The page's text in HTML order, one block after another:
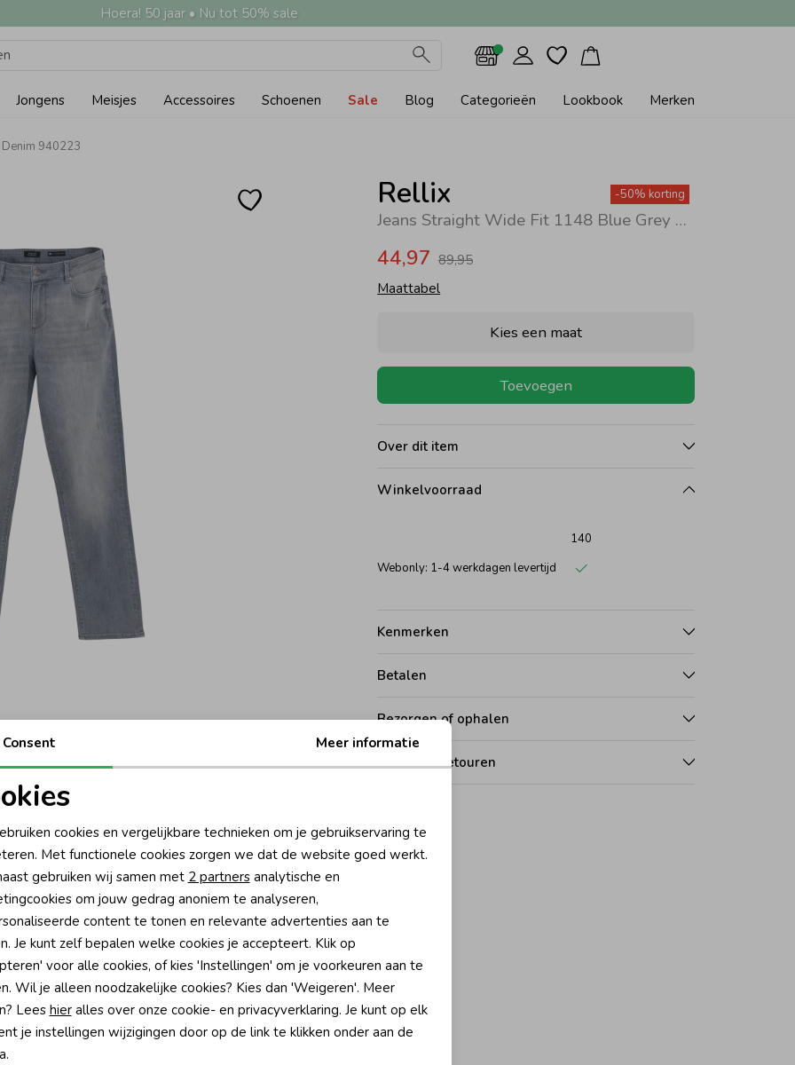
Hoera! 50 jaar • Nu tot 50% sale
Jongens Meisjes Accessoires Schoenen Sale Blog Categorieën Lookbook Merken
940223
Rellix
Jeans Straight Wide Fit 1148 Blue Grey Denim
-50% korting
44,97 89,95
Maattabel
Kies een maat
Toevoegen
Over dit item
Winkelvoorraad
140
Webonly: 1-4 werkdagen levertijd
Kenmerken
Betalen
Bezorgen of ophalen
Ruilen en retouren
-50% korting -50% korting
cookies
cookies Marketing cookies
Consent Meer informatie
cookies en vergelijkbare technieken om je gebruikservaring te
Met functionele cookies zorgen we dat de website goed werkt.
gebruiken wij samen met 2 partnersanalytische en
om jouw gedrag anoniem te analyseren,
content te tonen en relevante advertenties aan te
Je kunt zelf bepalen welke cookies je accepteert. Klik op
voor alle cookies, of kies 'Instellingen' om je voorkeuren aan te
Wil je alleen noodzakelijke cookies? Kies dan 'Weigeren'. Meer
Lees hieralles over onze cookie- en privacyverklaring. Je kunt op elk
je instellingen wijzigingen door op de link te klikken onder aan de